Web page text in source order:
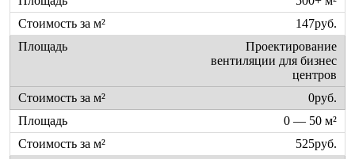
147руб.
Проектирование
вентиляции для бизнес
центров
0руб.
0 — 50 м²
525руб.